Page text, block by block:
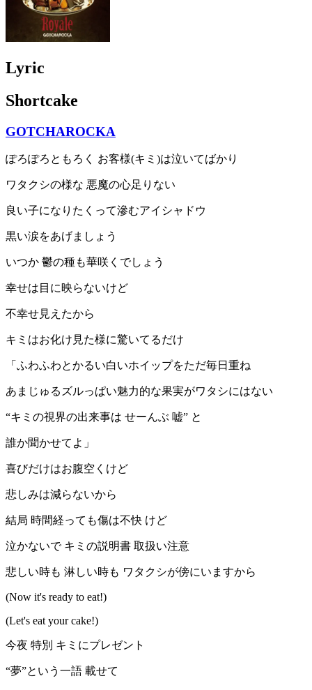
Lyric
Shortcake
GOTCHAROCKA
ぽろぽろともろく お客様(キミ)は泣いてばかり
ワタクシの様な 悪魔の心足りない
良い子になりたくって滲むアイシャドウ
黒い涙をあげましょう
いつか 鬱の種も華咲くでしょう
幸せは目に映らないけど
不幸せ見えたから
キミはお化け見た様に驚いてるだけ
「ふわふわとかるい白いホイップをただ毎日重ね
あまじゅるズルっぱい魅力的な果実がワタシにはない
“キミの視界の出来事は せーんぶ 嘘” と
誰か聞かせてよ」
喜びだけはお腹空くけど
悲しみは減らないから
結局 時間経っても傷は不快 けど
泣かないで キミの説明書 取扱い注意
悲しい時も 淋しい時も ワタクシが傍にいますから
(Now it's ready to eat!)
(Let's eat your cake!)
今夜 特別 キミにプレゼント
“夢”という一語 載せて